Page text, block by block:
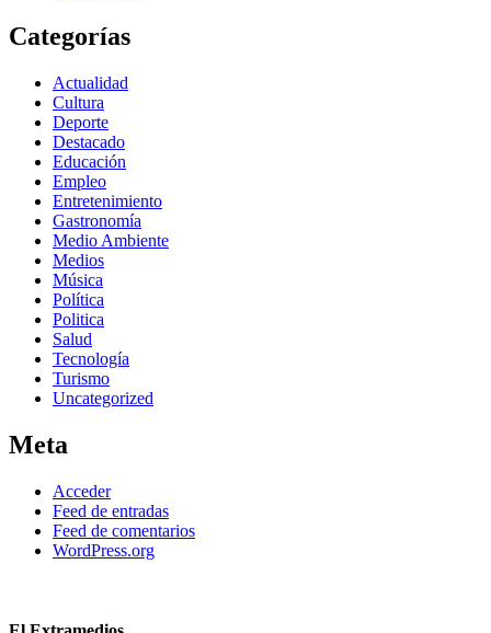
Categorías
Actualidad
Cultura
Deporte
Destacado
Educación
Empleo
Entretenimiento
Gastronomía
Medio Ambiente
Medios
Música
Política
Politica
Salud
Tecnología
Turismo
Uncategorized
Meta
Acceder
Feed de entradas
Feed de comentarios
WordPress.org